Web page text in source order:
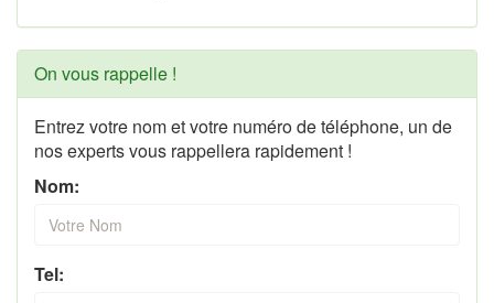
On vous rappelle !
Entrez votre nom et votre numéro de téléphone, un de
nos experts vous rappellera rapidement !
Nom:
Tel: